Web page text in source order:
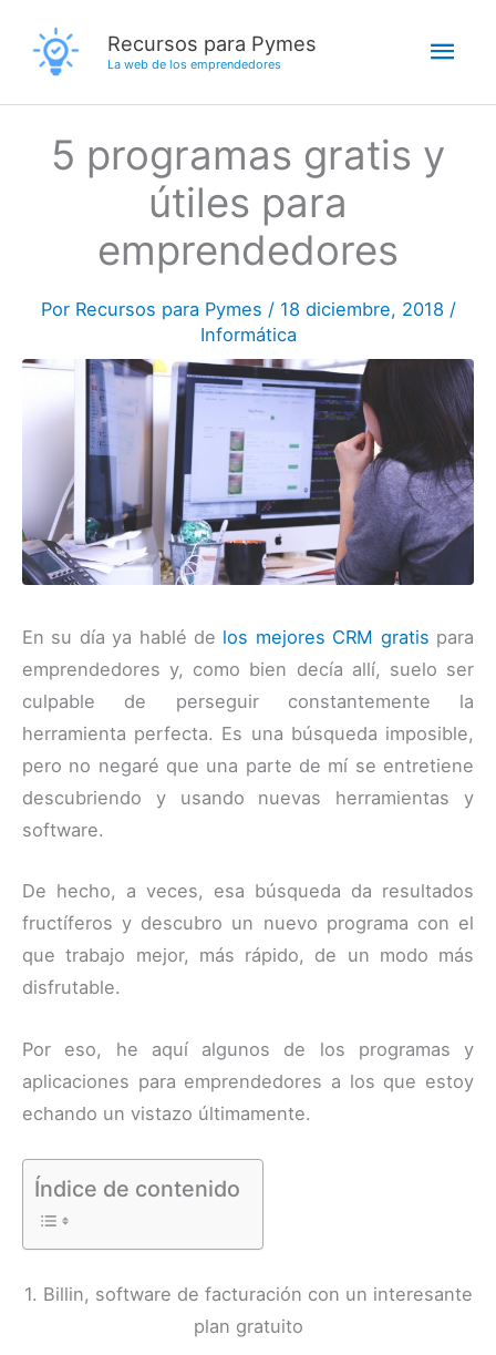
contenido
Recursos para Pymes
La web de los emprendedores
5 programas gratis y
útiles para
emprendedores
Por Recursos para Pymes / 18 diciembre, 2018 /
Informática
En su día ya hablé de los mejores CRM gratis para
emprendedores y, como bien decía allí, suelo ser
culpable de perseguir constantemente la
herramienta perfecta. Es una búsqueda imposible,
pero no negaré que una parte de mí se entretiene
descubriendo y usando nuevas herramientas y
software.
De hecho, a veces, esa búsqueda da resultados
fructíferos y descubro un nuevo programa con el
que trabajo mejor, más rápido, de un modo más
disfrutable.
Por eso, he aquí algunos de los programas y
aplicaciones para emprendedores a los que estoy
echando un vistazo últimamente.
Índice de contenido
1. Billin, software de facturación con un interesante
plan gratuito